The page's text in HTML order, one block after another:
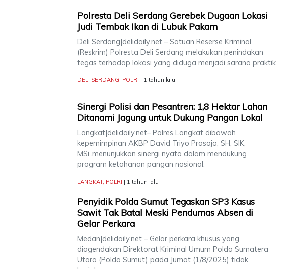
Polresta Deli Serdang Gerebek Dugaan Lokasi
Judi Tembak Ikan di Lubuk Pakam
Deli Serdang|delidaily.net – Satuan Reserse Kriminal
(Reskrim) Polresta Deli Serdang melakukan penindakan
tegas terhadap lokasi yang diduga menjadi sarana praktik
DELI SERDANG, POLRI | 1 tahun lalu
Sinergi Polisi dan Pesantren: 1,8 Hektar Lahan
Ditanami Jagung untuk Dukung Pangan Lokal
Langkat|delidaily.net– Polres Langkat dibawah
kepemimpinan AKBP David Triyo Prasojo, SH, SIK,
MSi,.menunjukkan sinergi nyata dalam mendukung
program ketahanan pangan nasional.
LANGKAT, POLRI | 1 tahun lalu
Penyidik Polda Sumut Tegaskan SP3 Kasus
Sawit Tak Batal Meski Pendumas Absen di
Gelar Perkara
Medan|delidaily.net – Gelar perkara khusus yang
diagendakan Direktorat Kriminal Umum Polda Sumatera
Utara (Polda Sumut) pada Jumat (1/8/2025) tidak